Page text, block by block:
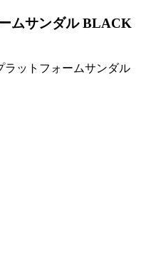
ムサンダル BLACK
ラットフォームサンダル